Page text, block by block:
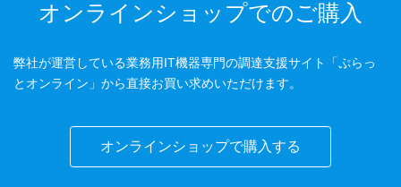
オンラインショップでのご購入
弊社が運営している業務用IT機器専門の調達支援サイト「ぷらっ
とオンライン」から直接お買い求めいただけます。
オンラインショップで購入する